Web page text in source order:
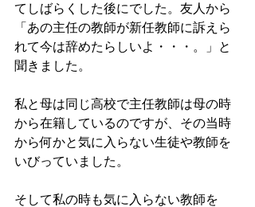
てしばらくした後にでした。友人から
「あの主任の教師が新任教師に訴えら
れて今は辞めたらしいよ・・・。」と
聞きました。
私と母は同じ高校で主任教師は母の時
から在籍しているのですが、その当時
から何かと気に入らない生徒や教師を
いびっていました。
そして私の時も気に入らない教師を